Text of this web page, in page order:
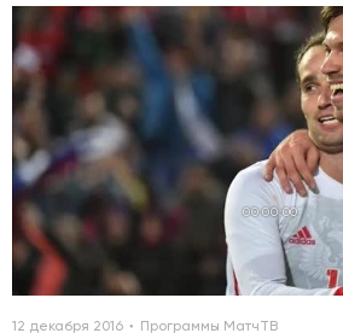
00:00:00
12 декабря 2016 Программы МатчТВ